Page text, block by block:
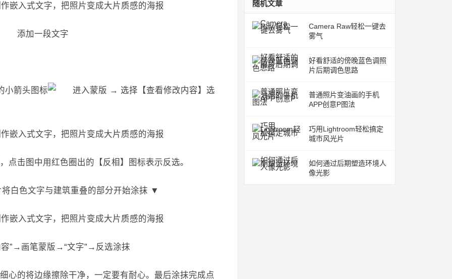
添加一段文字
小箭头图标
→ 选择【查看修改内容】选
点击图中用红色圈出的【反相】图标表示反选。
将白色文字与建筑重叠的部分开始涂抹 ▼
容”→画笔蒙版→“文字”→反选涂抹
心的将边缘擦除干净，一定要有耐心。最后涂抹完成点
随机文章
Camera Raw轻松一键去
雾气
好看舒适的傍晚蓝色调照
片后期调色思路
普通照片变油画的手机
APP创意P图法
巧用Lightroom轻松搞定
城市风光片
如何通过后期塑造环境人
像光影